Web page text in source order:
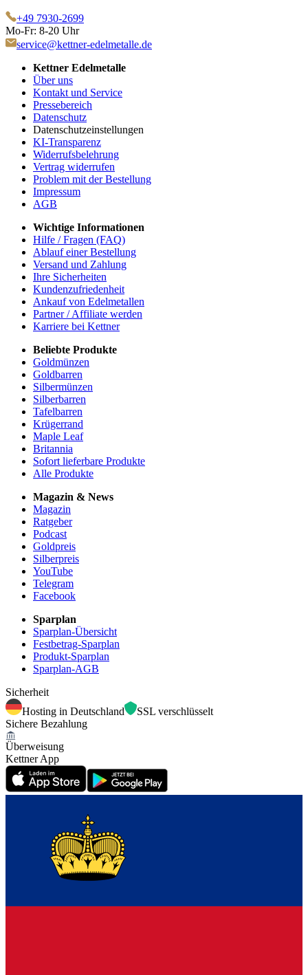
+49 7930-2699
Mo-Fr: 8-20 Uhr
service@kettner-edelmetalle.de
Kettner Edelmetalle
Über uns
Kontakt und Service
Pressebereich
Datenschutz
Datenschutzeinstellungen
KI-Transparenz
Widerrufsbelehrung
Vertrag widerrufen
Problem mit der Bestellung
Impressum
AGB
Wichtige Informationen
Hilfe / Fragen (FAQ)
Ablauf einer Bestellung
Versand und Zahlung
Ihre Sicherheiten
Kundenzufriedenheit
Ankauf von Edelmetallen
Partner / Affiliate werden
Karriere bei Kettner
Beliebte Produkte
Goldmünzen
Goldbarren
Silbermünzen
Silberbarren
Tafelbarren
Krügerrand
Maple Leaf
Britannia
Sofort lieferbare Produkte
Alle Produkte
Magazin & News
Magazin
Ratgeber
Podcast
Goldpreis
Silberpreis
YouTube
Telegram
Facebook
Sparplan
Sparplan-Übersicht
Festbetrag-Sparplan
Produkt-Sparplan
Sparplan-AGB
Sicherheit
Hosting in Deutschland
SSL verschlüsselt
Sichere Bezahlung
Überweisung
Kettner App